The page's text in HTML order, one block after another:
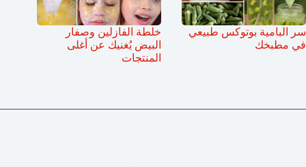
سر البامية بوتوكس طبيعي
في مطبخك
خلطة الفازلين وصفار
البيض يُغنيك عن أغلى
المنتجات